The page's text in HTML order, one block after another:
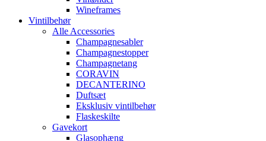
Wineframes
Vintilbehør
Alle Accessories
Champagnesabler
Champagnestopper
Champagnetang
CORAVIN
DECANTERINO
Duftsæt
Eksklusiv vintilbehør
Flaskeskilte
Gavekort
Glasophæng